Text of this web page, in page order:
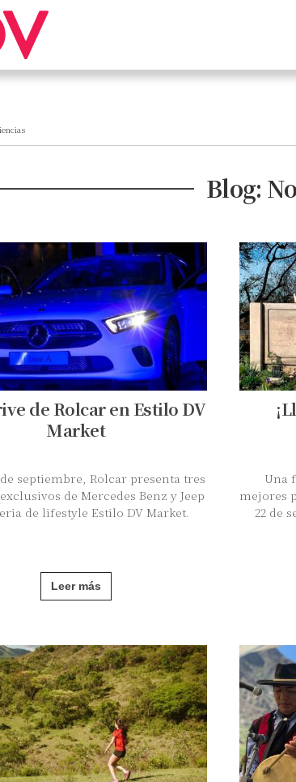
Blog:
de Rolcar en Estilo DV
Market
de septiembre, Rolcar presenta tres
de Mercedes Benz y Jeep
de lifestyle Estilo DV Market.
Leer más
Una
mejores
22 de